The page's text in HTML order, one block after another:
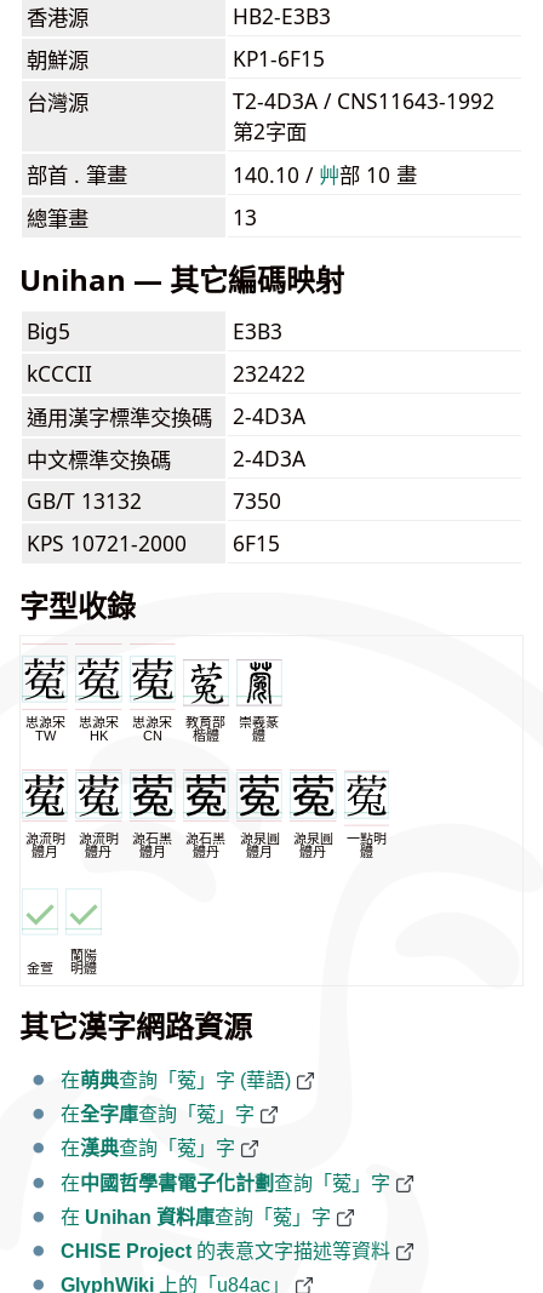
香港源
HB2-E3B3
朝鮮源
KP1-6F15
台灣源
T2-4D3A / CNS11643-1992
第2字面
部首 . 筆畫
140.10 / ⾋部 10 畫
總筆畫
13
Unihan — 其它編碼映射
Big5
E3B3
kCCCII
232422
通用漢字標準交換碼
2-4D3A
中文標準交換碼
2-4D3A
GB/T 13132
7350
KPS 10721-2000
6F15
字型收錄
思源宋
TW
思源宋
HK
思源宋
CN
教育部
楷體
崇羲篆
體
源流明
體月
源流明
體丹
源石黑
體月
源石黑
體丹
源泉圓
體月
源泉圓
體丹
一點明
體
金萱
蘭陽
明體
其它漢字網路資源
在萌典查詢「蒬」字 (華語)
在全字庫查詢「蒬」字
在漢典查詢「蒬」字
在中國哲學書電子化計劃查詢「蒬」字
在 Unihan 資料庫查詢「蒬」字
CHISE Project 的表意文字描述等資料
GlyphWiki 上的「u84ac」